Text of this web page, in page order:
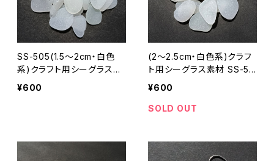
SS-505(1.5～2cm・白色
系)クラフト用シーグラス素
材
¥600
(2～2.5cm・白色系)クラフ
ト用シーグラス素材 SS-50
8
¥600
SOLD OUT